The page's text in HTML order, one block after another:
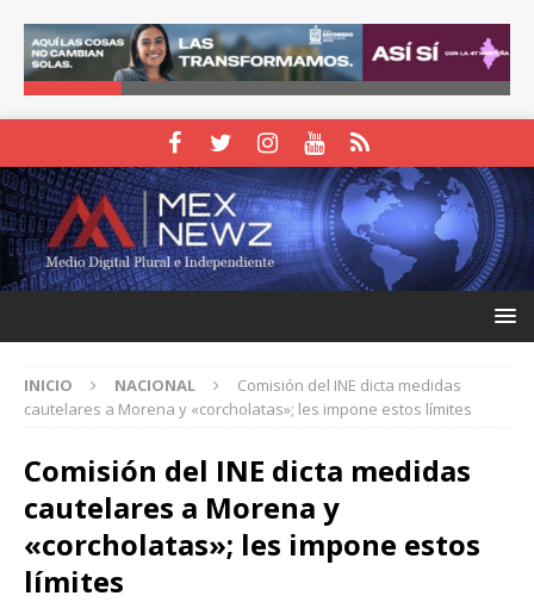
INICIO NACIONAL
Comisión del INE dicta medidas
cautelares a Morena y «corcholatas»; les impone estos límites
Comisión del INE dicta medidas
cautelares a Morena y
«corcholatas»; les impone estos
límites